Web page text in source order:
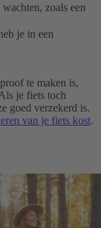
zoals een
je in een
te maken is,
je fiets toch
goed verzekerd is.
van je fiets kost.